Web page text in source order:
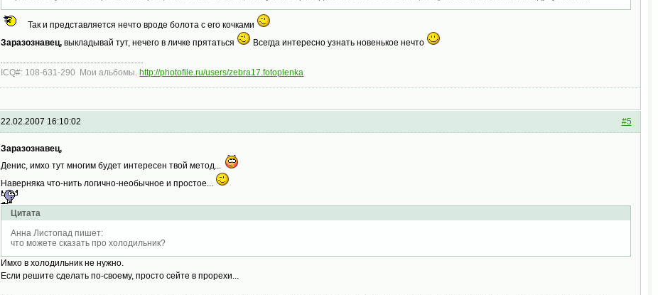
Так и представляется нечто вроде болота с его кочками
Заразознавец, выкладывай тут, нечего в личке прятаться Всегда интересно узнать новенькое нечто
ICQ#: 108-631-290 Мои альбомы. http://photofile.ru/users/zebra17.fotoplenka
#5
22.02.2007 16:10:02
Заразознавец,
Денис, имхо тут многим будет интересен твой метод...
Наверняка что-нить логично-необычное и простое...
Цитата
Анна Листопад пишет:
что можете сказать про холодильник?
Имхо в холодильник не нужно.
Если решите сделать по-своему, просто сейте в прорехи...